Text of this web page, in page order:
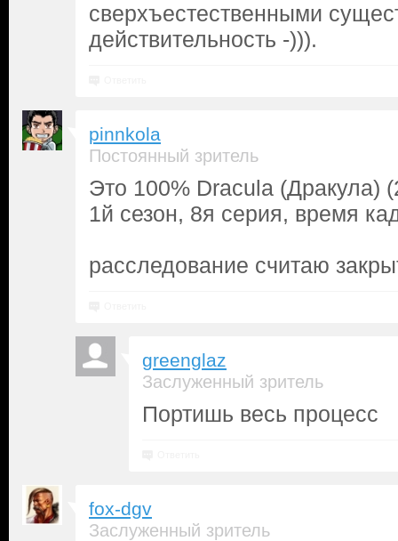
сверхъестественными
действительность -))).
pinnkola
Постоянный зритель
Это 100% Dracula (Дракула)
1й сезон, 8я серия, время
расследование считаю
greenglaz
Заслуженный зритель
Портишь весь процесс
fox-dgv
Заслуженный зритель